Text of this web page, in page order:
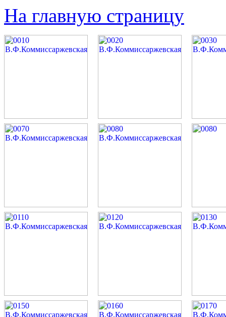
На главную страницу